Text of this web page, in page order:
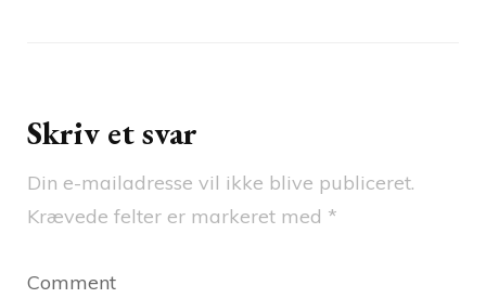
Skriv et svar
Din e-mailadresse vil ikke blive publiceret.
Krævede felter er markeret med *
Comment